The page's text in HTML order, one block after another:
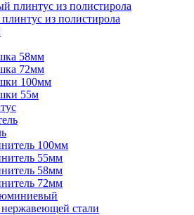
из полистирола
58мм
72мм
100мм
55м
100мм
55мм
58мм
72мм
стали